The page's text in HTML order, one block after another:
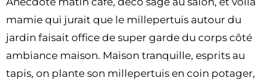
mamie qui jurait que le millepertuis autour du
jardin faisait office de super garde du corps côté
ambiance maison. Maison tranquille, esprits au
tapis, on plante son millepertuis en coin potager,